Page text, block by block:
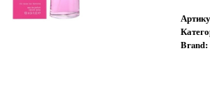
Brand: